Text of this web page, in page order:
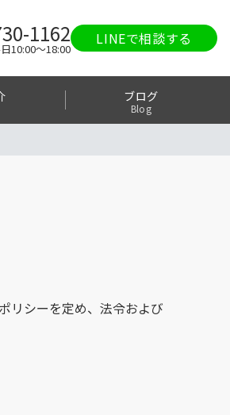
1162
10:00～18:00
LINEで相談する
ブログ
Blog
リシーを定め、法令および